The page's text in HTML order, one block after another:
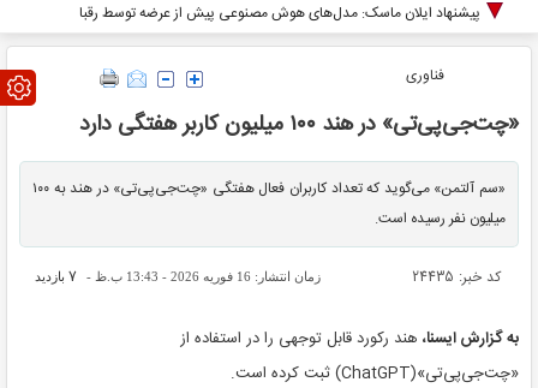
پیشنهاد ایلان ماسک: مدل‌های هوش مصنوعی پیش از عرضه توسط رقبا
همتاداوری شوند
فناوری
«چت‌جی‌پی‌تی» در هند ۱۰۰ میلیون کاربر هفتگی دارد
«سم آلتمن» می‌گوید که تعداد کاربران فعال هفتگی «چت‌جی‌پی‌تی» در هند به ۱۰۰
میلیون نفر رسیده است.
کد خبر: 24435 زمان انتشار: 16 فوریه 2026 - 13:43 ب.ظ - 7 بازدید
به گزارش ایسنا، هند رکورد قابل توجهی را در استفاده از
«چت‌جی‌پی‌تی»(ChatGPT) ثبت کرده است.